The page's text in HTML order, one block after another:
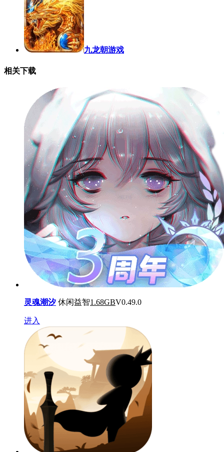
九龙朝游戏
相关下载
灵魂潮汐 休闲益智1.68GBV0.49.0
进入